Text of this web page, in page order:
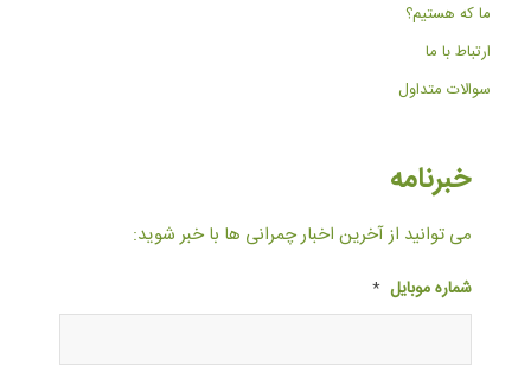
ما که هستیم؟
ارتباط با ما
سوالات متداول
خبرنامه
می توانید از آخرین اخبار چمرانی ها با خبر شوید:
شماره موبایل *